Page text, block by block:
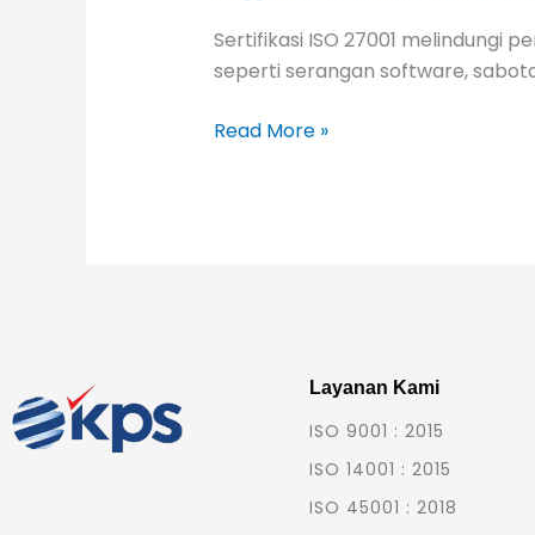
Sertifikasi ISO 27001 melindungi
seperti serangan software,
Read More »
Layanan Kami
ISO 9001 : 2015
ISO 14001 : 2015
ISO 45001 : 2018